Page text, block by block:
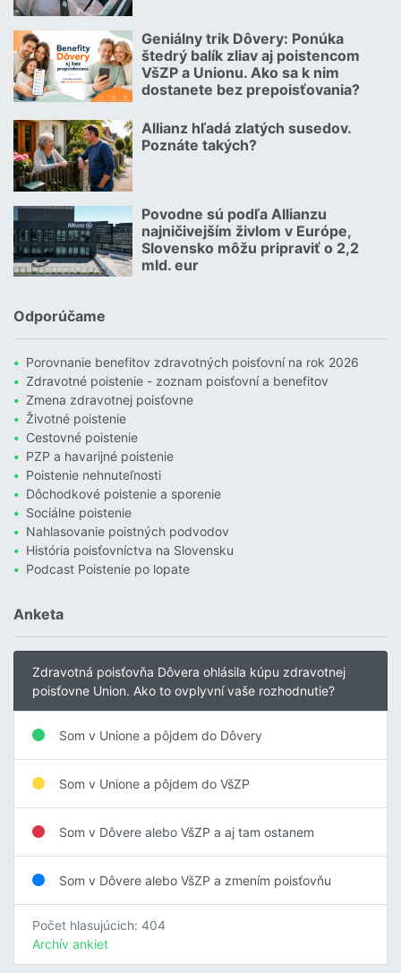
Geniálny trik Dôvery: Ponúka
štedrý balík zliav aj poistencom
VšZP a Unionu. Ako sa k nim
dostanete bez prepoisťovania?
06.07.2026 | | redakcia
Allianz hľadá zlatých susedov.
Poznáte takých?
08.07.2026 |
Povodne sú podľa Allianzu
najničivejším živlom v Európe,
Slovensko môžu pripraviť o 2,2
mld. eur
23.07.2026 |
Odporúčame
Porovnanie benefitov zdravotných poisťovní na rok 2026
Zdravotné poistenie - zoznam poisťovní a benefitov
Zmena zdravotnej poisťovne
Životné poistenie
Cestovné poistenie
PZP a havarijné poistenie
Poistenie nehnuteľnosti
Dôchodkové poistenie a sporenie
Sociálne poistenie
Nahlasovanie poistných podvodov
História poisťovníctva na Slovensku
Podcast Poistenie po lopate
Anketa
Zdravotná poisťovňa Dôvera ohlásila kúpu zdravotnej
poisťovne Union. Ako to ovplyvní vaše rozhodnutie?
Som v Unione a pôjdem do Dôvery
Som v Unione a pôjdem do VšZP
Som v Dôvere alebo VšZP a aj tam ostanem
Som v Dôvere alebo VšZP a zmením poisťovňu
Počet hlasujúcich: 404
Archív ankiet